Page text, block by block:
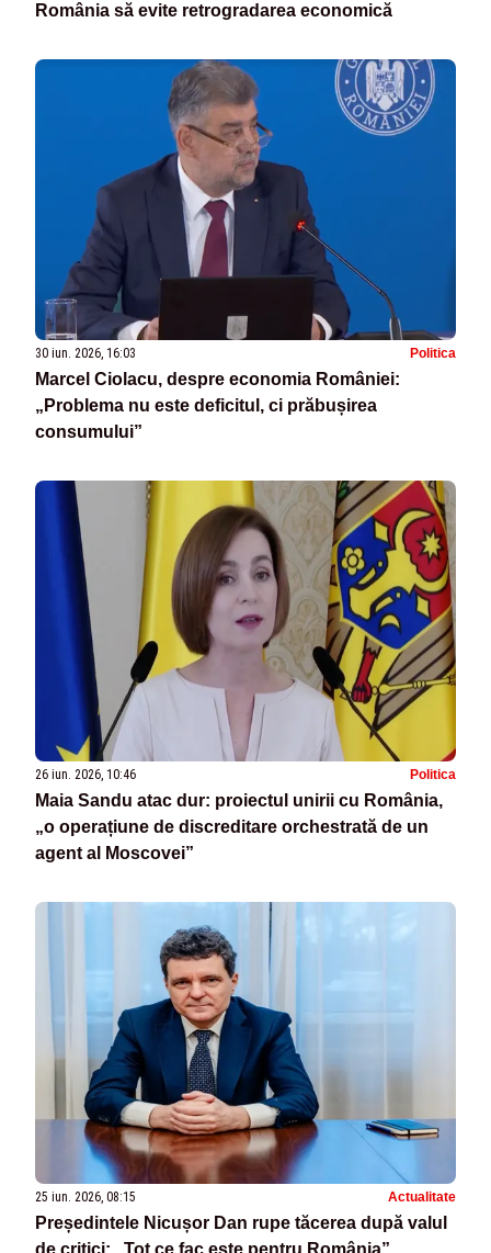
România să evite retrogradarea economică
30 iun. 2026, 16:03 Politica
Marcel Ciolacu, despre economia României:
„Problema nu este deficitul, ci prăbușirea
consumului”
26 iun. 2026, 10:46 Politica
Maia Sandu atac dur: proiectul unirii cu România,
„o operațiune de discreditare orchestrată de un
agent al Moscovei”
25 iun. 2026, 08:15 Actualitate
Președintele Nicușor Dan rupe tăcerea după valul
de critici: „Tot ce fac este pentru România”